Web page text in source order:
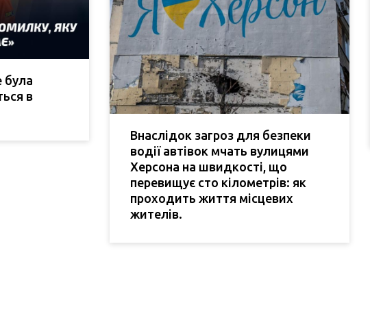
була
в
Внаслідок загроз для безпеки
водії автівок мчать вулицями
Херсона на швидкості, що
перевищує сто кілометрів: як
проходить життя місцевих
жителів.